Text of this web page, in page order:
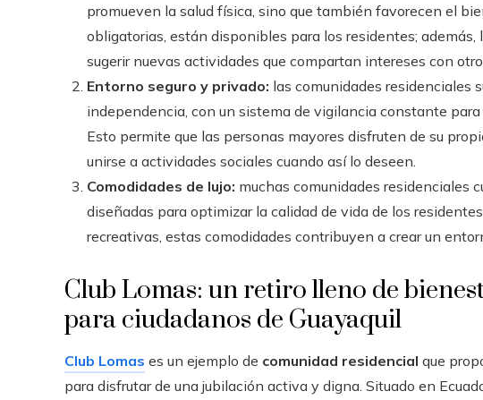
promueven la salud física, sino que también favorecen el
obligatorias, están disponibles para los residentes;
sugerir nuevas actividades que compartan intereses con
Entorno seguro y privado: las comunidades residenciales
independencia, con un sistema de vigilancia constante
Esto permite que las personas mayores disfruten de su
unirse a actividades sociales cuando así lo deseen.
Comodidades de lujo: muchas comunidades residenciales
diseñadas para optimizar la calidad de vida de los
recreativas, estas comodidades contribuyen a crear un
Club Lomas: un retiro lleno de
para ciudadanos de Guayaquil
Club Lomas es un ejemplo de comunidad residencial que
para disfrutar de una jubilación activa y digna. Situado en